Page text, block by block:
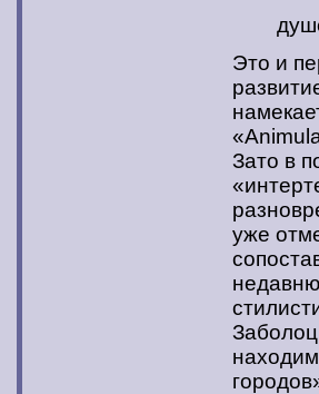
Это и
Зато в
уже